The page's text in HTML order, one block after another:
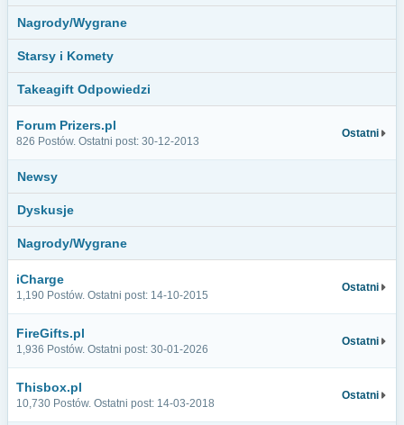
Nagrody/Wygrane
Starsy i Komety
Takeagift Odpowiedzi
Forum Prizers.pl
826 Postów. Ostatni post: 30-12-2013
Ostatni
Newsy
Dyskusje
Nagrody/Wygrane
iCharge
1,190 Postów. Ostatni post: 14-10-2015
Ostatni
FireGifts.pl
1,936 Postów. Ostatni post: 30-01-2026
Ostatni
Thisbox.pl
10,730 Postów. Ostatni post: 14-03-2018
Ostatni